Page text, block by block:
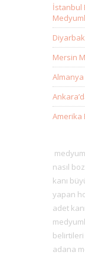
İstanbul
Mersin
Amerika
nasıl
kanı
yapan
adet
belirtileri
adana